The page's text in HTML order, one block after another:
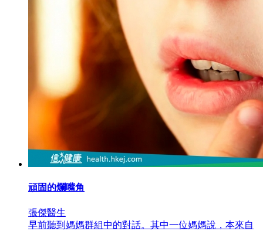
頑固的爛嘴角
張傑醫生
早前聽到媽媽群組中的對話。其中一位媽媽說，本來自